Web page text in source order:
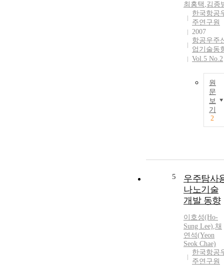
최홍택 ,김종
한국항공
주연구원
2007
항공우주
업기술동
Vol.5 No.2
원
문
보
기
2
5
우주탐사
나노기술
개발 동향
이호성(Ho-
Sung Lee),채
연석(Yeon
Seok Chae)
한국항공
주연구원